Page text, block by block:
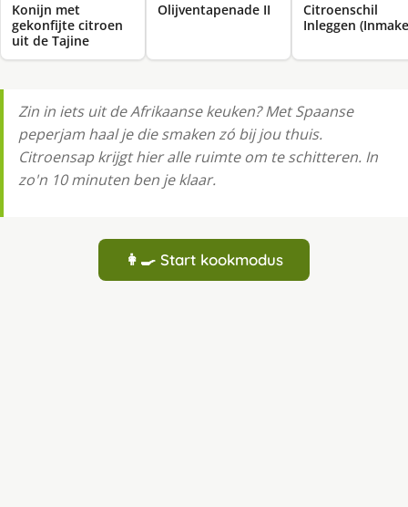
Konijn met
gekonfijte citroen
uit de Tajine
Olijventapenade II
Citroenschil
Inleggen
Zin in iets uit de Afrikaanse keuken? Met Spaanse
peperjam haal je die smaken zó bij jou thuis.
Citroensap krijgt hier alle ruimte om te schitteren. In
zo'n 10 minuten ben je klaar.
👩‍🍳 Start kookmodus